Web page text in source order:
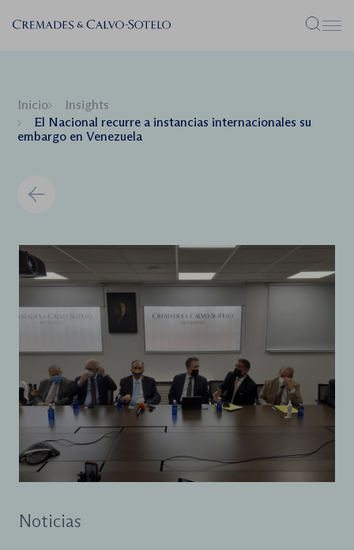
Menú
Inicio
Insights
El Nacional recurre a instancias internacionales su
embargo en Venezuela
Noticias